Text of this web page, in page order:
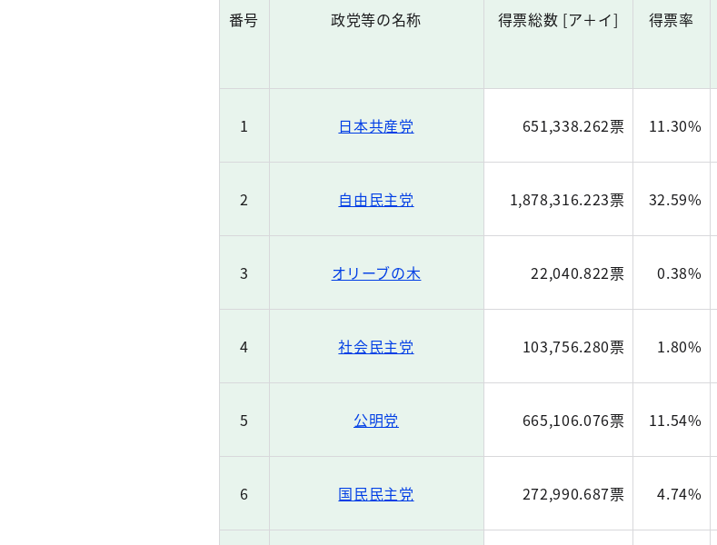
番号 政党等の名称 得票総数 [ア＋イ] 得票率
1 日本共産党 651,338.262票 11.30%
2 自由民主党 1,878,316.223票 32.59%
3 オリーブの木 22,040.822票 0.38%
4 社会民主党 103,756.280票 1.80%
5 公明党 665,106.076票 11.54%
6 国民民主党 272,990.687票 4.74%